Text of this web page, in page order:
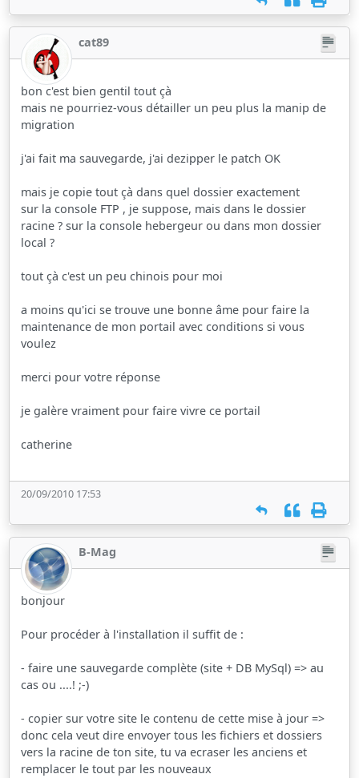
cat89
bon c'est bien gentil tout çà
mais ne pourriez-vous détailler un peu plus la manip de
migration
j'ai fait ma sauvegarde, j'ai dezipper le patch OK
mais je copie tout çà dans quel dossier exactement
sur la console FTP , je suppose, mais dans le dossier
racine ? sur la console hebergeur ou dans mon dossier
local ?
tout çà c'est un peu chinois pour moi
a moins qu'ici se trouve une bonne âme pour faire la
maintenance de mon portail avec conditions si vous
voulez
merci pour votre réponse
je galère vraiment pour faire vivre ce portail
catherine
20/09/2010 17:53
B-Mag
bonjour
Pour procéder à l'installation il suffit de :
- faire une sauvegarde complète (site + DB MySql) => au
cas ou ....! ;-)
- copier sur votre site le contenu de cette mise à jour =>
donc cela veut dire envoyer tous les fichiers et dossiers
vers la racine de ton site, tu va ecraser les anciens et
remplacer le tout par les nouveaux